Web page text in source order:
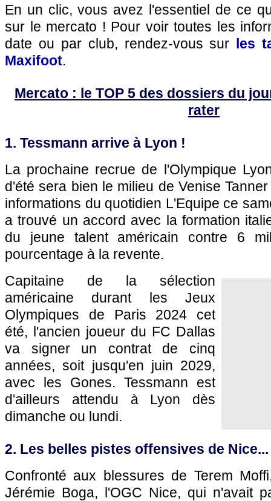
En un clic, vous avez l'essentiel de ce
sur le mercato ! Pour voir toutes les
date ou par club, rendez-vous sur les
Maxifoot.
Mercato : le TOP 5 des dossiers du
rater
1. Tessmann arrive à Lyon !
La prochaine recrue de l'Olympique
d'été sera bien le milieu de Venise
informations du quotidien L'Equipe ce
a trouvé un accord avec la formation
du jeune talent américain contre 6
pourcentage à la revente.
Capitaine de la sélection
américaine durant les Jeux
Olympiques de Paris 2024 cet
été, l'ancien joueur du FC Dallas
va signer un contrat de cinq
années, soit jusqu'en juin 2029,
avec les Gones. Tessmann est
d'ailleurs attendu à Lyon dès
dimanche ou lundi.
2. Les belles pistes offensives de Nice...
Confronté aux blessures de Terem
Jérémie Boga, l'OGC Nice, qui n'avait